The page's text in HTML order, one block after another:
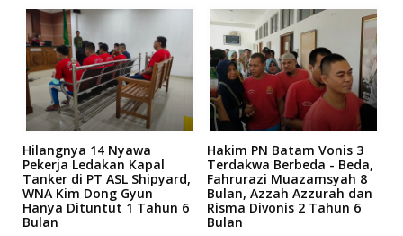
Hilangnya 14 Nyawa
Pekerja Ledakan Kapal
Tanker di PT ASL Shipyard,
WNA Kim Dong Gyun
Hanya Dituntut 1 Tahun 6
Bulan
Hakim PN Batam Vonis 3
Terdakwa Berbeda - Beda,
Fahrurazi Muazamsyah 8
Bulan, Azzah Azzurah dan
Risma Divonis 2 Tahun 6
Bulan